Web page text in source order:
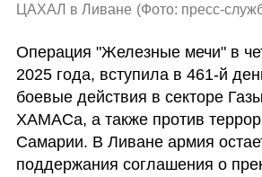
ЦАХАЛ в Ливане (Фото: пресс-
Операция "Железные мечи" в
2025 года, вступила в 461-й
боевые действия в секторе
ХАМАСа, а также против
Самарии. В Ливане армия
поддержания соглашения о